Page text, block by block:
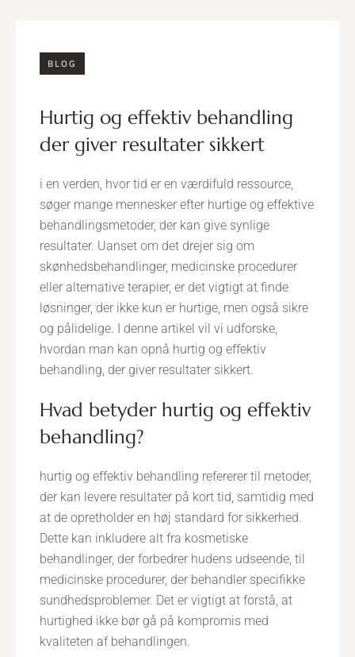
BLOG
hurtig og effektiv behandling
der giver resultater sikkert
i en verden, hvor tid er en værdifuld ressource,
søger mange mennesker efter hurtige og effektive
behandlingsmetoder, der kan give synlige
resultater. Uanset om det drejer sig om
skønhedsbehandlinger, medicinske procedurer
eller alternative terapier, er det vigtigt at finde
løsninger, der ikke kun er hurtige, men også sikre
og pålidelige. I denne artikel vil vi udforske,
hvordan man kan opnå hurtig og effektiv
behandling, der giver resultater sikkert.
hvad betyder hurtig og effektiv
behandling?
hurtig og effektiv behandling refererer til metoder,
der kan levere resultater på kort tid, samtidig med
at de opretholder en høj standard for sikkerhed.
Dette kan inkludere alt fra kosmetiske
behandlinger, der forbedrer hudens udseende, til
medicinske procedurer, der behandler specifikke
sundhedsproblemer. Det er vigtigt at forstå, at
hurtighed ikke bør gå på kompromis med
kvaliteten af behandlingen.